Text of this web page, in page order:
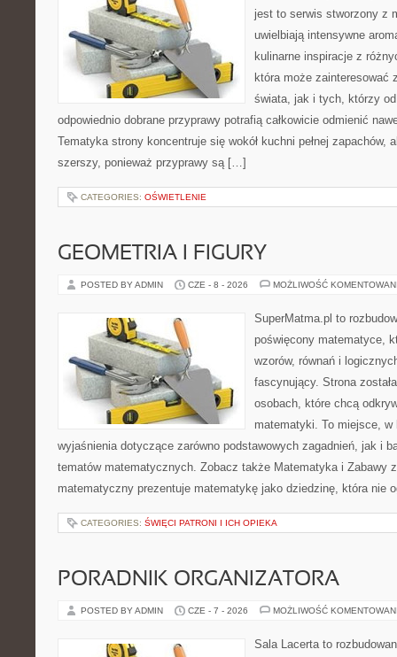
jest to serwis stworzony z
uwielbiają intensywne
kulinarne inspiracje z
która może zainteresować
świata, jak i tych, którzy
odpowiednio dobrane przyprawy potrafią całkowicie odmienić
Tematyka strony koncentruje się wokół kuchni pełnej zapachów,
szerszy, ponieważ przyprawy są […]
CATEGORIES: OŚWIETLENIE
GEOMETRIA I FIGURY
POSTED BY ADMIN CZE - 8 - 2026 MOŻLIWOŚĆ
SuperMatma.pl to
poświęcony matematyce,
wzorów, równań i
fascynujący. Strona
osobach, które chcą
matematyki. To miejsce,
wyjaśnienia dotyczące zarówno podstawowych zagadnień, jak i
tematów matematycznych. Zobacz także Matematyka i Zabawy
matematyczny prezentuje matematykę jako dziedzinę, która nie
CATEGORIES: ŚWIĘCI PATRONI I ICH OPIEKA
PORADNIK ORGANIZATORA
POSTED BY ADMIN CZE - 7 - 2026 MOŻLIWOŚĆ
Sala Lacerta to